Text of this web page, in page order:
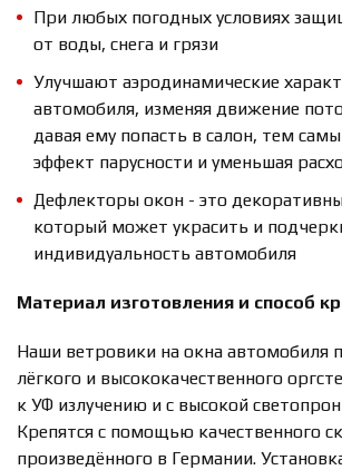
При любых погодных условиях
от воды, снега и грязи
Улучшают аэродинамические
автомобиля, изменяя движение
давая ему попасть в салон, тем
эффект парусности и уменьшая
Дефлекторы окон - это
который может украсить и
индивидуальность автомобиля
Материал изготовления и способ
Наши ветровики на окна автомобиля
лёгкого и высококачественного
к УФ излучению и с высокой
Крепятся с помощью качественного
произведённого в Германии.